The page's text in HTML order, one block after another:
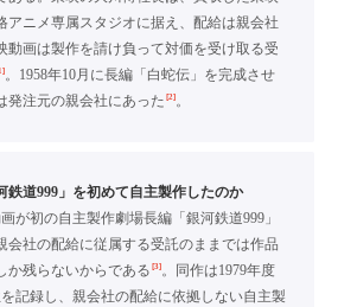
アニメ専属スタジオに据え、配給は親会社
動画は製作を請け負って対価を受け取る受
。1958年10月に長編「白蛇伝」を完成させ
発注元の親会社にあった [2]。
鉄道999」を初めて自主製作したのか
が初の自主製作劇場長編「銀河鉄道999」
会社の配給に従属する受託のままでは作品
か残らないからである [3]。同作は1979年度
記録し、親会社の配給に依拠しない自主製